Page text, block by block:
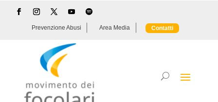
Prevenzione Abusi Area Media Contatti